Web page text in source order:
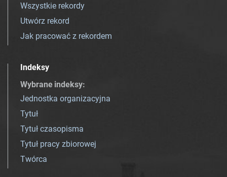
Wszystkie rekordy
Utwórz rekord
Jak pracować z rekordem
Indeksy
Wybrane indeksy:
Jednostka organizacyjna
Tytuł
Tytuł czasopisma
Tytuł pracy zbiorowej
Twórca